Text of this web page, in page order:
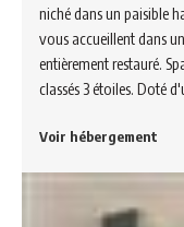
niché dans un paisible
vous accueillent dans
entièrement restauré.
classés 3 étoiles. Doté
Voir hébergement